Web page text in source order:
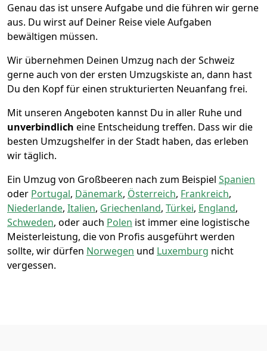
Genau das ist unsere Aufgabe und die führen wir gerne
aus. Du wirst auf Deiner Reise viele Aufgaben
bewältigen müssen.
Wir übernehmen Deinen Umzug nach der Schweiz
gerne auch von der ersten Umzugskiste an, dann hast
Du den Kopf für einen strukturierten Neuanfang frei.
Mit unseren Angeboten kannst Du in aller Ruhe und
unverbindlich eine Entscheidung treffen. Dass wir die
besten Umzugshelfer in der Stadt haben, das erleben
wir täglich.
Ein Umzug von Großbeeren nach zum Beispiel Spanien
oder Portugal, Dänemark, Österreich, Frankreich,
Niederlande, Italien, Griechenland, Türkei, England,
Schweden, oder auch Polen ist immer eine logistische
Meisterleistung, die von Profis ausgeführt werden
sollte, wir dürfen Norwegen und Luxemburg nicht
vergessen.